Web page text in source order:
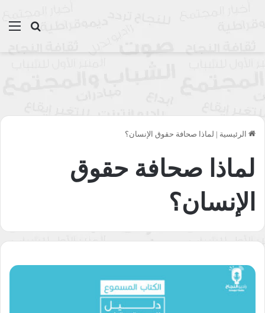
بحث
الرئيسية | لماذا صحافة حقوق الإنسان؟
لماذا صحافة حقوق
الإنسان؟